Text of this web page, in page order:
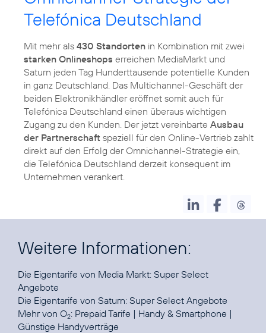
Telefónica Deutschland
Mit mehr als 430 Standorten in Kombination mit zwei
starken Onlineshops erreichen MediaMarkt und
Saturn jeden Tag Hunderttausende potentielle Kunden
in ganz Deutschland. Das Multichannel-Geschäft der
beiden Elektronikhändler eröffnet somit auch für
Telefónica Deutschland einen überaus wichtigen
Zugang zu den Kunden. Der jetzt vereinbarte Ausbau
der Partnerschaft speziell für den Online-Vertrieb zahlt
direkt auf den Erfolg der Omnichannel-Strategie ein,
die Telefónica Deutschland derzeit konsequent im
Unternehmen verankert.
Weitere Informationen:
Die Eigentarife von Media Markt: Super Select
Angebote
Die Eigentarife von Saturn: Super Select Angebote
Mehr von O2: Prepaid Tarife | Handy & Smartphone |
Günstige Handyverträge